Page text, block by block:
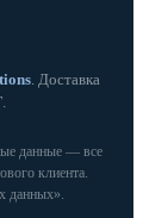
. Доставка
данные — все
клиента.
данных».